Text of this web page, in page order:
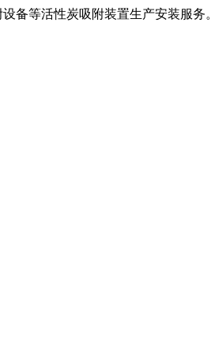
备等活性炭吸附装置生产安装服务